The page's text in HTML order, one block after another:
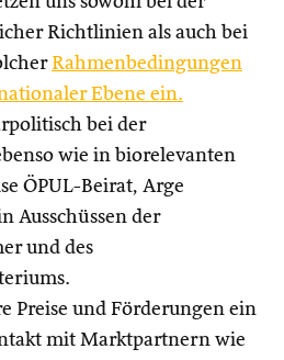
Richtlinien als auch bei
Rahmenbedingungen
Ebene ein.
bei der
wie in biorelevanten
ÖPUL-Beirat, Arge
Ausschüssen der
und des
Preise und Förderungen ein
mit Marktpartnern wie